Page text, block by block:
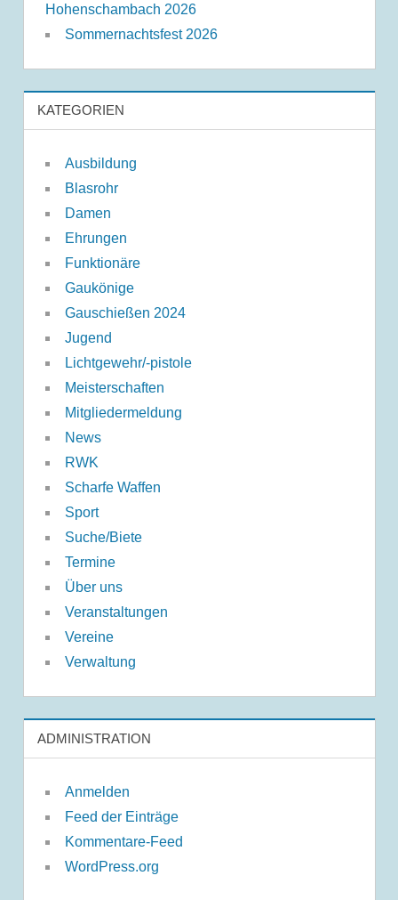
Hohenschambach 2026
Sommernachtsfest 2026
KATEGORIEN
Ausbildung
Blasrohr
Damen
Ehrungen
Funktionäre
Gaukönige
Gauschießen 2024
Jugend
Lichtgewehr/-pistole
Meisterschaften
Mitgliedermeldung
News
RWK
Scharfe Waffen
Sport
Suche/Biete
Termine
Über uns
Veranstaltungen
Vereine
Verwaltung
ADMINISTRATION
Anmelden
Feed der Einträge
Kommentare-Feed
WordPress.org